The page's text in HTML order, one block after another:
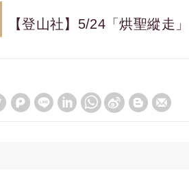
【登山社】5/24「烘聖縱走